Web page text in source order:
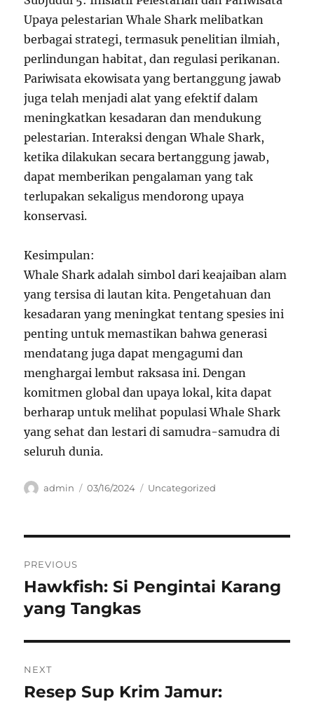
Upaya pelestarian Whale Shark melibatkan
berbagai strategi, termasuk penelitian ilmiah,
perlindungan habitat, dan regulasi perikanan.
Pariwisata ekowisata yang bertanggung jawab
juga telah menjadi alat yang efektif dalam
meningkatkan kesadaran dan mendukung
pelestarian. Interaksi dengan Whale Shark,
ketika dilakukan secara bertanggung jawab,
dapat memberikan pengalaman yang tak
terlupakan sekaligus mendorong upaya
konservasi.
Kesimpulan:
Whale Shark adalah simbol dari keajaiban alam
yang tersisa di lautan kita. Pengetahuan dan
kesadaran yang meningkat tentang spesies ini
penting untuk memastikan bahwa generasi
mendatang juga dapat mengagumi dan
menghargai lembut raksasa ini. Dengan
komitmen global dan upaya lokal, kita dapat
berharap untuk melihat populasi Whale Shark
yang sehat dan lestari di samudra-samudra di
seluruh dunia.
Author
admin
Posted
03/16/2024 Categories
Uncategorized
pos
PREVIOUS
Previous
post:
Hawkfish: Si Pengintai Karang
yang Tangkas
NEXT
Next
Resep Sup Krim Jamur: